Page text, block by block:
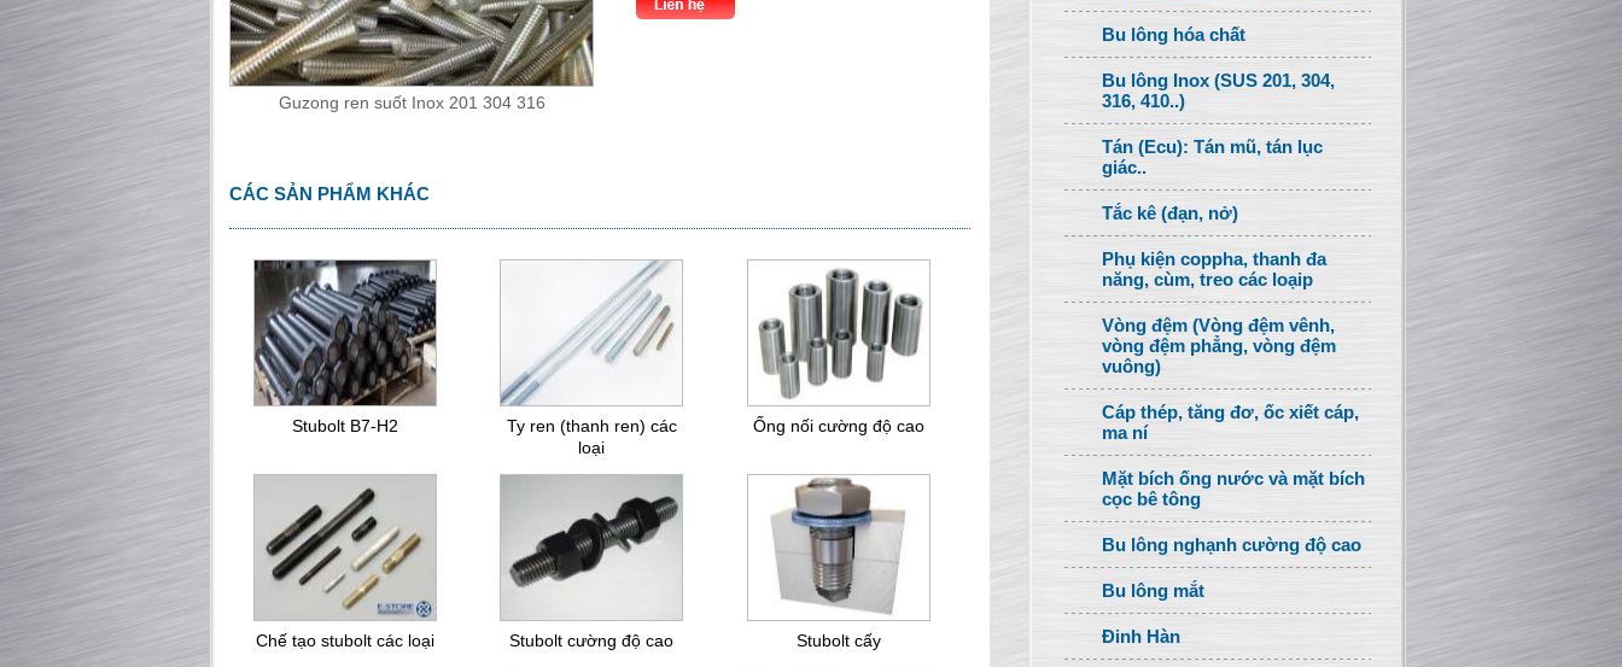
Guzong ren suốt Inox 201 304 316
CÁC SẢN PHẨM KHÁC
Stubolt B7-H2
Ty ren (thanh ren) các
loại
Ống nối cường độ cao
Chế tạo stubolt các loại Stubolt cường độ cao Stubolt cấy
Bu lông hóa chất
Bu lông Inox (SUS 201, 304,
316, 410..)
Tán (Ecu): Tán mũ, tán lục
giác..
Tắc kê (đạn, nở)
Phụ kiện coppha, thanh đa
năng, cùm, treo các loạip
Vòng đệm (Vòng đệm vênh,
vòng đệm phẳng, vòng đệm
vuông)
Cáp thép, tăng đơ, ốc xiết cáp,
ma ní
Mặt bích ống nước và mặt bích
cọc bê tông
Bu lông nghạnh cường độ cao
Bu lông mắt
Đinh Hàn